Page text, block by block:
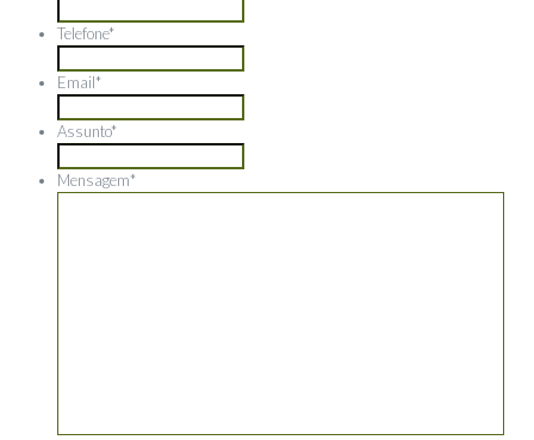
Telefone*
Email*
Assunto*
Mensagem*